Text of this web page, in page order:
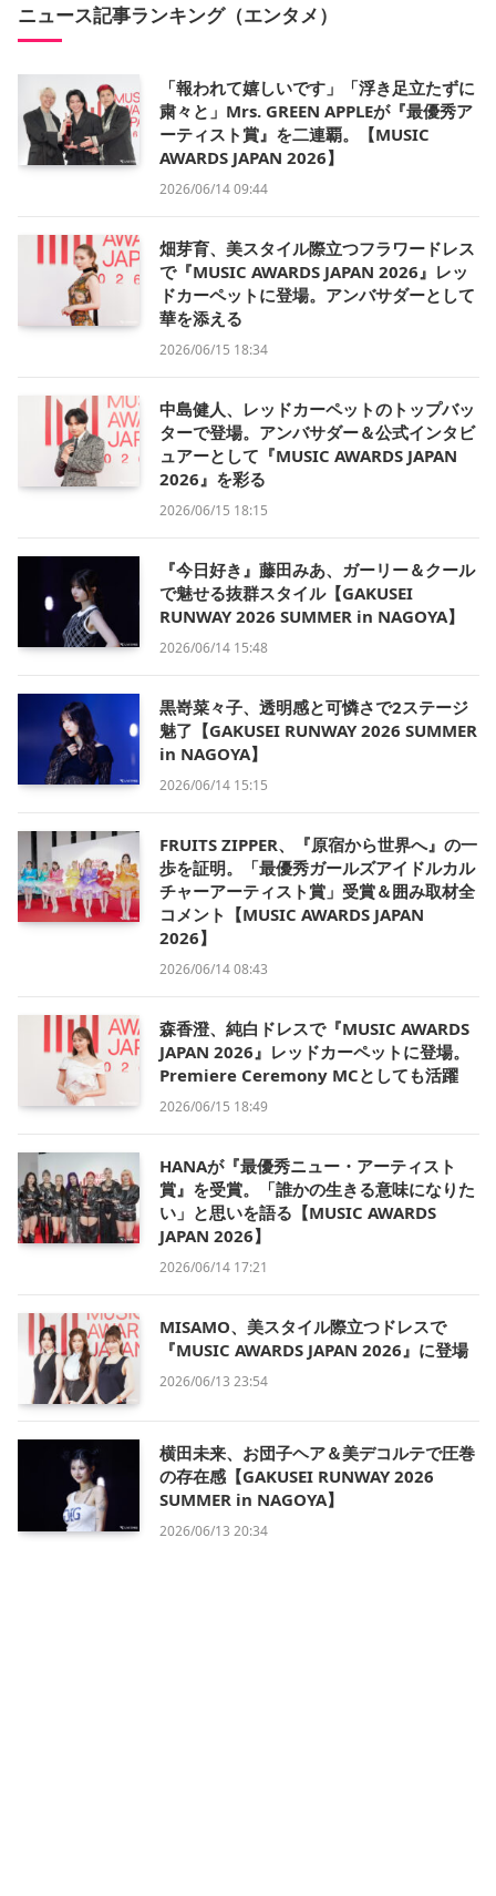
ニュース記事ランキング（エンタメ）
「報われて嬉しいです」「浮き足立たずに
粛々と」Mrs. GREEN APPLEが『最優秀ア
ーティスト賞』を二連覇。【MUSIC
AWARDS JAPAN 2026】
2026/06/14 09:44
畑芽育、美スタイル際立つフラワードレス
で『MUSIC AWARDS JAPAN 2026』レッ
ドカーペットに登場。アンバサダーとして
華を添える
2026/06/15 18:34
中島健人、レッドカーペットのトップバッ
ターで登場。アンバサダー＆公式インタビ
ュアーとして『MUSIC AWARDS JAPAN
2026』を彩る
2026/06/15 18:15
『今日好き』藤田みあ、ガーリー＆クール
で魅せる抜群スタイル【GAKUSEI
RUNWAY 2026 SUMMER in NAGOYA】
2026/06/14 15:48
黒嵜菜々子、透明感と可憐さで2ステージ
魅了【GAKUSEI RUNWAY 2026 SUMMER
in NAGOYA】
2026/06/14 15:15
FRUITS ZIPPER、『原宿から世界へ』の一
歩を証明。「最優秀ガールズアイドルカル
チャーアーティスト賞」受賞＆囲み取材全
コメント【MUSIC AWARDS JAPAN
2026】
2026/06/14 08:43
森香澄、純白ドレスで『MUSIC AWARDS
JAPAN 2026』レッドカーペットに登場。
Premiere Ceremony MCとしても活躍
2026/06/15 18:49
HANAが『最優秀ニュー・アーティスト
賞』を受賞。「誰かの生きる意味になりた
い」と思いを語る【MUSIC AWARDS
JAPAN 2026】
2026/06/14 17:21
MISAMO、美スタイル際立つドレスで
『MUSIC AWARDS JAPAN 2026』に登場
2026/06/13 23:54
横田未来、お団子ヘア＆美デコルテで圧巻
の存在感【GAKUSEI RUNWAY 2026
SUMMER in NAGOYA】
2026/06/13 20:34